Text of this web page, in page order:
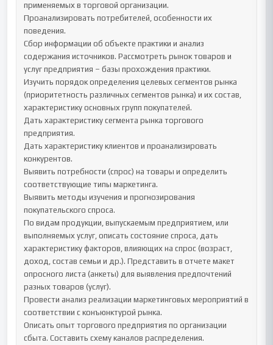
применяемых в торговой организации.
Проанализировать потребителей, особенности их
поведения.
Сбор информации об объекте практики и анализ
содержания источников. Рассмотреть рынок товаров и
услуг предприятия – базы прохождения практики.
Изучить порядок определения целевых сегментов рынка
(приоритетность различных сегментов рынка) и их состав,
характеристику основных групп покупателей.
Дать характеристику сегмента рынка торгового
предприятия.
Дать характеристику клиентов и проанализировать
конкурентов.
Выявить потребности (спрос) на товары и определить
соответствующие типы маркетинга.
Выявить методы изучения и прогнозирования
покупательского спроса.
По видам продукции, выпускаемым предприятием, или
выполняемых услуг, описать состояние спроса, дать
характеристику факторов, влияющих на спрос (возраст,
доход, состав семьи и др.). Представить в отчете макет
опросного листа (анкеты) для выявления предпочтений
разных товаров (услуг).
Провести анализ реализации маркетинговых мероприятий в
соответствии с конъюнктурой рынка.
Описать опыт торгового предприятия по организации
сбыта. Составить схему каналов распределения.